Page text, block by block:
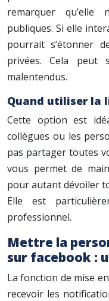
remarquer
publiques. Si elle
pourrait s’étonner
privées. Cela peut
malentendus.
Quand utiliser la
Cette option est
collègues ou les
pas partager toutes
vous permet de
pour autant dévoiler
Elle est
professionnel.
Mettre la
sur facebook :
La fonction de mise
recevoir les